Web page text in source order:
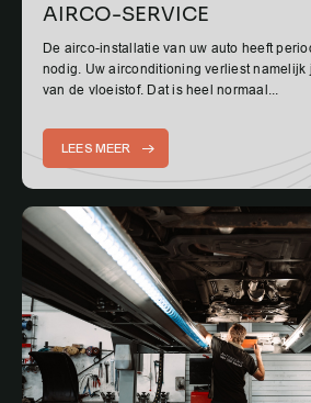
AIRCO-SERVICE
De airco-installatie van uw auto heeft
nodig. Uw airconditioning verliest
van de vloeistof. Dat is heel normaal...
LEES MEER